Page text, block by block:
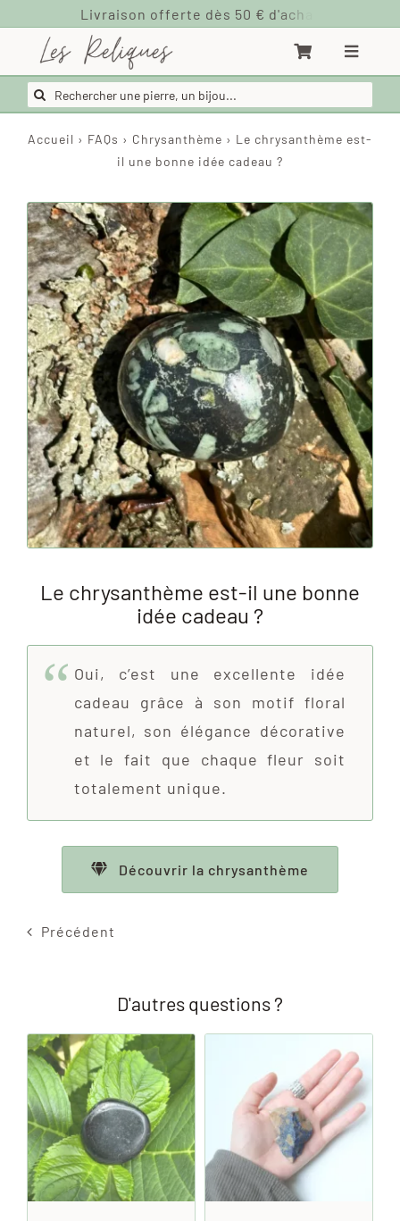
contenu
Rechercher:
Accueil › FAQs › Chrysanthème › Le chrysanthème est-
il une bonne idée cadeau ?
Le chrysanthème est-il une bonne
idée cadeau ?
Oui, c’est une excellente idée
cadeau grâce à son motif floral
naturel, son élégance décorative
et le fait que chaque fleur soit
totalement unique.
Découvrir la chrysanthème
Précédent
D'autres questions ?